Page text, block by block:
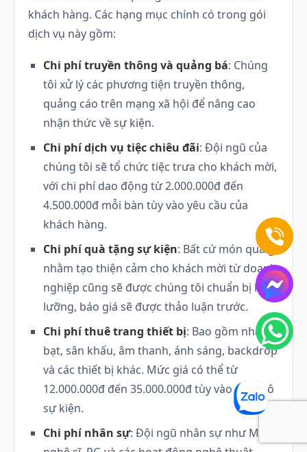
khách hàng. Các hạng mục chính có trong gói
dịch vụ này gồm:
Chi phí truyền thông và quảng bá: Chúng
tôi xử lý các phương tiện truyền thông,
quảng cáo trên mạng xã hội để nâng cao
nhận thức về sự kiện.
Chi phí dịch vụ tiệc chiêu đãi: Đội ngũ của
chúng tôi sẽ tổ chức tiệc trưa cho khách mời,
với chi phí dao động từ 2.000.000đ đến
4.500.000đ mỗi bàn tùy vào yêu cầu của
khách hàng.
Chi phí quà tặng sự kiện: Bất cứ món quà gì
nhằm tạo thiện cảm cho khách mời từ doanh
nghiệp cũng sẽ được chúng tôi chuẩn bị kỹ
lưỡng, báo giá sẽ được thảo luận trước.
Chi phí thuê trang thiết bị: Bao gồm nhà
bạt, sân khấu, âm thanh, ánh sáng, backdrop
và các thiết bị khác. Mức giá có thể từ
12.000.000đ đến 35.000.000đ tùy vào quy mô
sự kiện.
Chi phí nhân sự: Đội ngũ nhân sự như MC,